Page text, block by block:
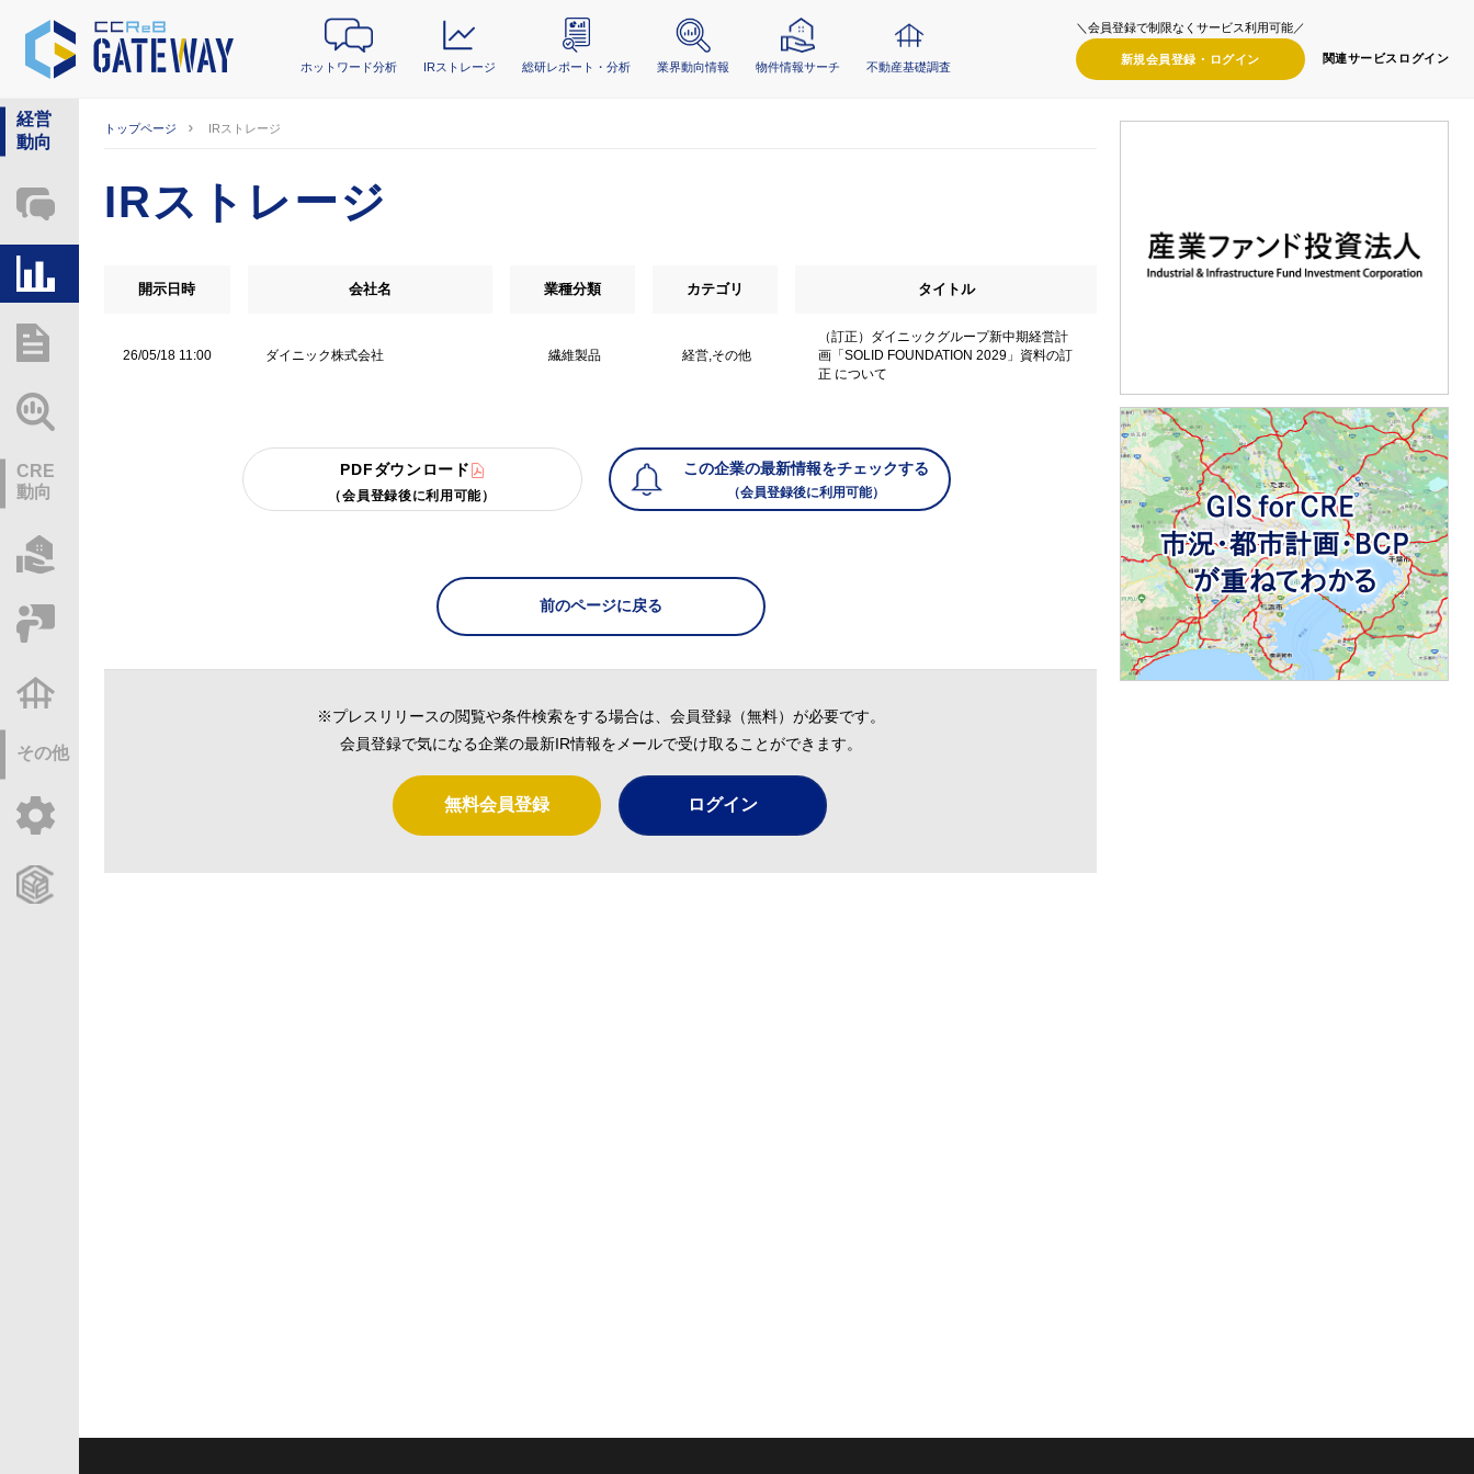
ホットワード分析 IRストレージ 総研レポート・分析 業界動向情報 物件情報サーチ 不動産基礎調査
＼会員登録で制限なくサービス利用可能／
新規会員登録・ ログイン 関連サービス ログイン
経営
動向
ホットワード分析
CRE
動向
その他
トップページ IRストレージ
IRストレージ
開示日時 会社名 業種分類 カテゴリ タイトル
26/05/18 11:00 ダイニック株式会社 繊維製品 経営,その他
（訂正）ダイニックグループ新中期経営計
画「SOLID FOUNDATION 2029」資料の訂
正 について
PDFダウンロード
（会員登録後に利用可能）
この企業の最新情報をチェックする
（会員登録後に利用可能）
前のページに戻る
※プレスリリースの閲覧や条件検索をする場合は、会員登録（無料）が必要です。
会員登録で気になる企業の最新IR情報をメールで受け取ることができます。
無料会員登録 ログイン